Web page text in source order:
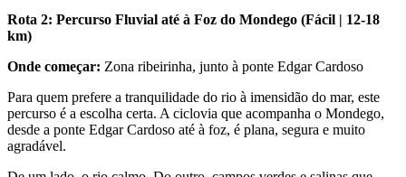
Rota 2: Percurso Fluvial até à Foz do Mondego (Fácil | 12-18
km)
Onde começar: Zona ribeirinha, junto à ponte Edgar Cardoso
Para quem prefere a tranquilidade do rio à imensidão do mar, este
percurso é a escolha certa. A ciclovia que acompanha o Mondego,
desde a ponte Edgar Cardoso até à foz, é plana, segura e muito
agradável.